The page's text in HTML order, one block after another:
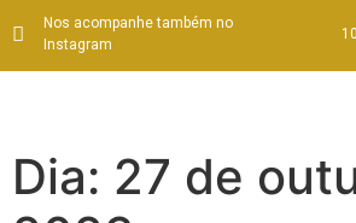
Nos acompanhe também no
Instagram
Dia: 27 de